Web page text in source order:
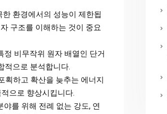
환경에서의 성능이 제한됩
구조를 이해하는 것이 중요
비무작위 원자 배열인 단거
적으로 분석합니다.
획하고 확산을 늦추는 에너지
으로 향상시킵니다.
를 위해 전례 없는 강도, 연